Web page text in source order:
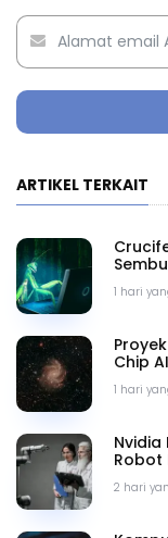
ARTIKEL TERKAIT
1 hari
1 hari
Chip
2 hari
Nvidia
Robot